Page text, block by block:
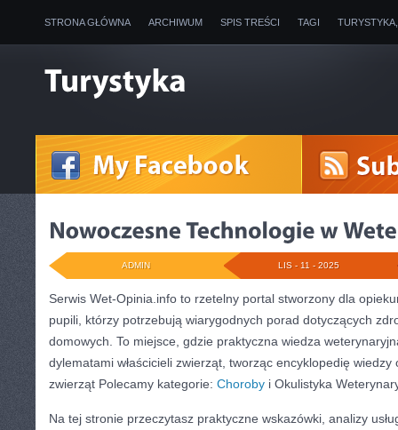
STRONA GŁÓWNA ARCHIWUM SPIS TREŚCI TAGI
LIS - 11 - 2025
ADMIN
Serwis Wet-Opinia.info to rzetelny portal stworzony dla
pupili, którzy potrzebują wiarygodnych porad dotyczących
domowych. To miejsce, gdzie praktyczna wiedza
dylematami właścicieli zwierząt, tworząc encyklopedię
zwierząt Polecamy kategorie: Choroby i Okulistyka
Na tej stronie przeczytasz praktyczne wskazówki, analizy